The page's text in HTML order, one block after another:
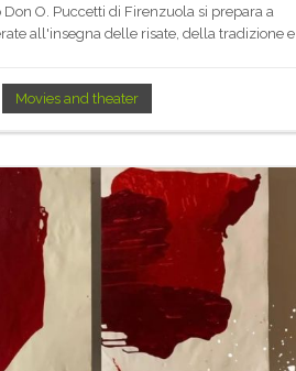
Don O. Puccetti di Firenzuola si prepara a
all'insegna delle risate, della tradizione e
Movies and theater